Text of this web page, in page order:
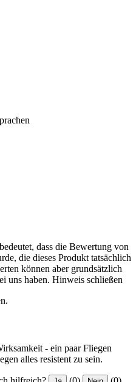
dass die Bewertung von
die dieses Produkt tatsächlich
können aber grundsätzlich
uns haben. Hinweis schließen
- ein paar Fliegen
alles resistent zu sein.